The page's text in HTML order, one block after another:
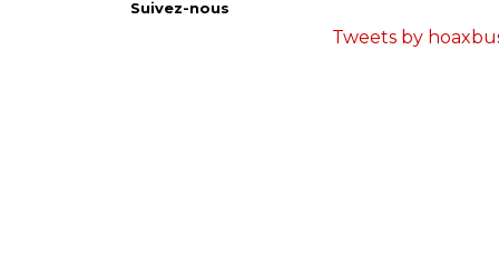
Suivez-nous
Tweets by